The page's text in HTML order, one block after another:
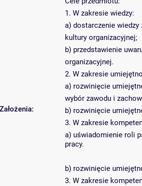
Założenia:
1. W zakresie wiedzy:
a) dostarczenie
kultury organizacyjnej;
b) przedstawienie
organizacyjnej.
2. W zakresie
a) rozwinięcie
wybór zawodu i
b) rozwinięcie
3. W zakresie
a) uświadomienie roli
pracy.
b) rozwinięcie
3. W zakresie